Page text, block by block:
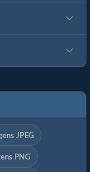
JPEG
PNG